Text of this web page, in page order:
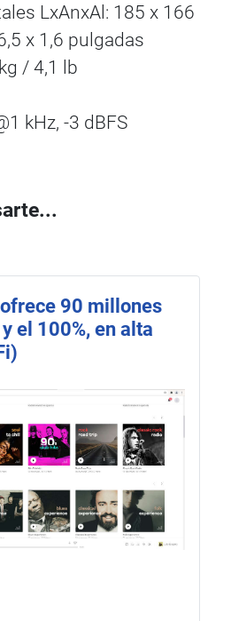
LxAnxAl: 185 x 166
x 1,6 pulgadas
/ 4,1 lb
kHz, -3 dBFS
90 millones
el 100%, en alta